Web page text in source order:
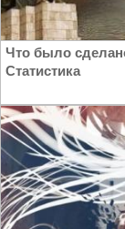
Что было
Статистика